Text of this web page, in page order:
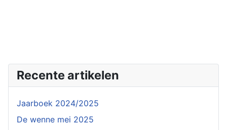
Recente artikelen
Jaarboek 2024/2025
De wenne mei 2025